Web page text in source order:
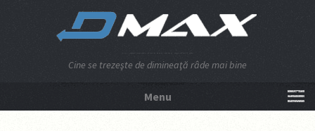
Cine se trezeşte de dimineaţă râde mai bine
Menu